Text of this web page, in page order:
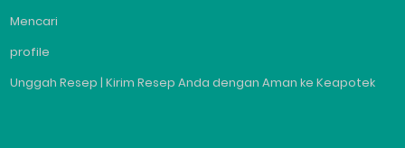
Mencari
profile
Unggah Resep | Kirim Resep Anda dengan Aman ke Keapotek